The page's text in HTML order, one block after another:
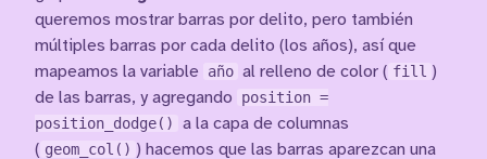
queremos mostrar barras por delito, pero también
múltiples barras por cada delito (los años), así que
mapeamos la variable
año al relleno de color ( fill )
de las barras, y agregando
position =
position_dodge()
a la capa de columnas
( geom_col() ) hacemos que las barras aparezcan una